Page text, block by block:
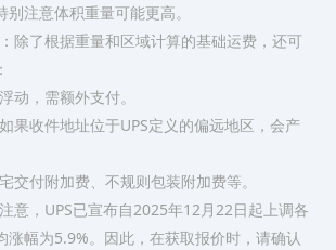
注意体积重量可能更高。
除了根据重量和区域计算的基础运费，还可
动，需额外支付。
果收件地址位于UPS定义的偏远地区，会产
交付附加费、不规则包装附加费等。
意，UPS已宣布自2025年12月22日起上调各
涨幅为5.9%。因此，在获取报价时，请确认